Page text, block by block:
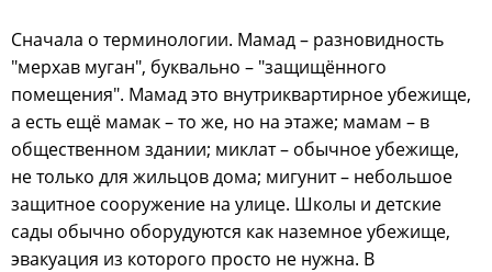
Сначала о терминологии. Мамад – разновидность
"мерхав муган", буквально – "защищённого
помещения". Мамад это внутриквартирное убежище,
а есть ещё мамак – то же, но на этаже; мамам – в
общественном здании; миклат – обычное убежище,
не только для жильцов дома; мигунит – небольшое
защитное сооружение на улице. Школы и детские
сады обычно оборудуются как наземное убежище,
эвакуация из которого просто не нужна. В